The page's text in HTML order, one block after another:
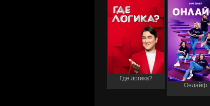
Где логика?
Онлайф